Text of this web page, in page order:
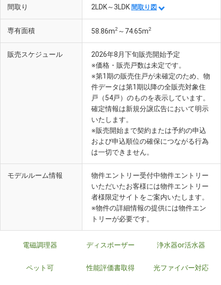
間取り 2LDK～3LDK 間取り図
専有面積 58.86m2 ～74.65m2
販売スケジュール
2026年8月下旬販売開始予定
※価格・販売戸数は未定です。
※第1期の販売住戸が未確定のため、物
件データは第1期以降の全販売対象住
戸（54戸）のものを表示しています。
確定情報は新規分譲広告において明示
いたします。
※販売開始まで契約または予約の申込
および申込順位の確保につながる行為
は一切できません。
モデルルーム情報
物件エントリー受付中物件エントリー
いただいたお客様には物件エントリー
者様限定サイトをご案内いたします。
※物件の詳細情報の提供には物件エン
トリーが必要です。
電磁調理器 ディスポーザー 浄水器or活水器
ペット可 性能評価書取得 光ファイバー対応